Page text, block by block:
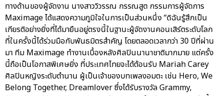
ทางด้านของผู้จัดงาน นางสาววิวรรณ กรรณสูต กรรมการผู้จัดการ
Maximage ได้แสดงความภูมิใจในการเป็นส่วนหนึ่ง “ดิฉันรู้สึกเป็น
เกียรติอย่างยิ่งที่ได้มายืนอยู่ตรงนี้ในฐานะผู้จัดงานคอนเสิร์ตระดับโลก
ที่ในครั้งนี้ได้ร่วมมือกับพันธมิตรสำคัญ โดยตลอดเวลากว่า 30 ปีที่ผ่าน
มา ทีม Maximage ทำงานเบื้องหลังศิลปินนานาชาติมากมาย แต่ครั้ง
นี้ถือเป็นโอกาสพิเศษยิ่ง ที่ประเทศไทยจะได้ต้อนรับ Mariah Carey
ศิลปินหญิงระดับตำนาน ผู้เป็นเจ้าของบทเพลงอมตะ เช่น Hero, We
Belong Together, Dreamlover ซึ่งได้รับรางวัล Grammy,